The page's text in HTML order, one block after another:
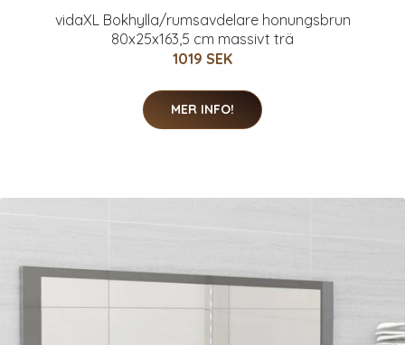
vidaXL Bokhylla/rumsavdelare honungsbrun
80x25x163,5 cm massivt trä
1019 SEK
MER INFO!